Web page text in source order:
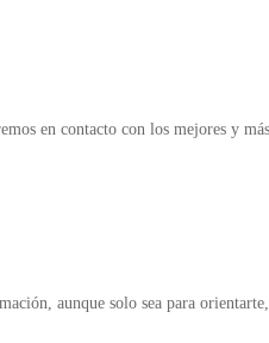
en contacto con los mejores y
aunque solo sea para